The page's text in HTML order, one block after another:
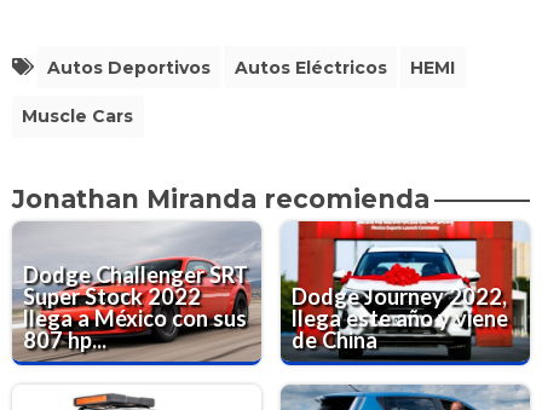
Autos Deportivos Autos Eléctricos HEMI
Muscle Cars
Jonathan Miranda recomienda
Dodge Challenger SRT
Super Stock 2022
llega a México con sus
807 hp...
Dodge Journey 2022,
llega este año y viene
de China